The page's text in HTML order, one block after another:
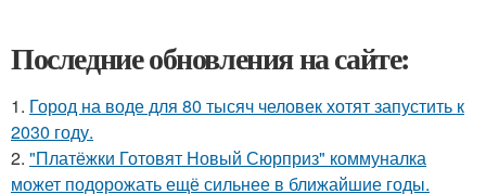
Последние обновления на сайте:
1. Город на воде для 80 тысяч человек хотят запустить к
2030 году.
2. "Платёжки Готовят Новый Сюрприз" коммуналка
может подорожать ещё сильнее в ближайшие годы.